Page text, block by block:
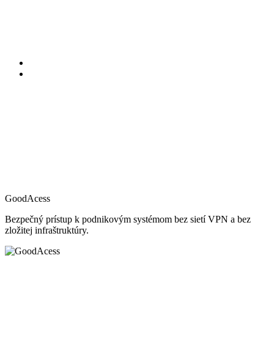
GoodAcess
Bezpečný prístup k podnikovým systémom bez sietí VPN a bez
zložitej infraštruktúry.